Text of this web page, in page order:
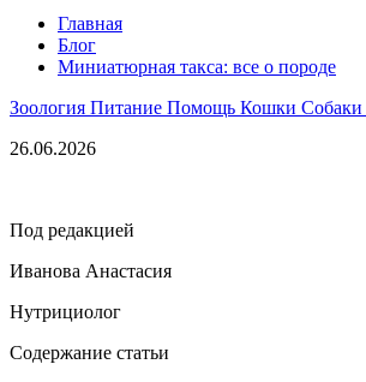
Главная
Блог
Миниатюрная такса: все о породе
Зоология Питание Помощь Кошки Собаки
26.06.2026
Под редакцией
Иванова Анастасия
Нутрициолог
Содержание статьи